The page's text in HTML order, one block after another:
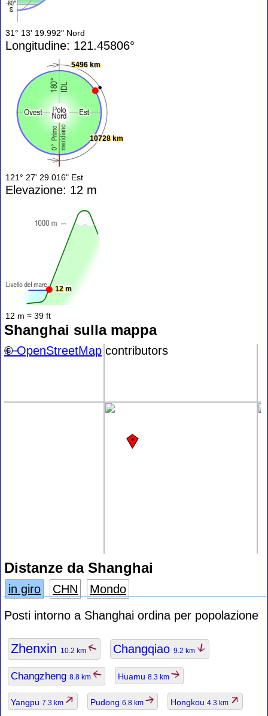
31° 13' 19.992" Nord
Longitudine: 121.45806°
10728 km
5496 km
121° 27' 29.016" Est
Elevazione: 12 m
12 m
12 m ≈ 39 ft
Shanghai sulla mappa
+−
©OpenStreetMap contributors
Distanze da Shanghai
in giro CHN
Mondo
Posti intorno a Shanghai ordina per popolazione
Zhenxin 10.2 km Changqiao 9.2 km
Changzheng 8.8 km Huamu 8.3 km
Yangpu 7.3 km Pudong 6.8 km Hongkou 4.3 km